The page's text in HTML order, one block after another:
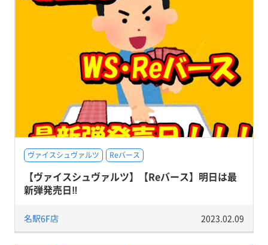
ヴァイスシュヴァルツ Reバース
【ヴァイスシュヴァルツ】【Reバース】明日は最
新弾発売日‼
名駅6F店 2023.02.09